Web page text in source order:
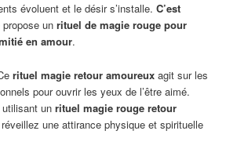
évoluent et le désir s’installe.C’est
propose unrituel de magie rouge pour
en amour.
rituel magie retour amoureuxagit sur les
pour ouvrir les yeux de l’être aimé.
un rituel magie rouge retour
une attirance physique et spirituelle